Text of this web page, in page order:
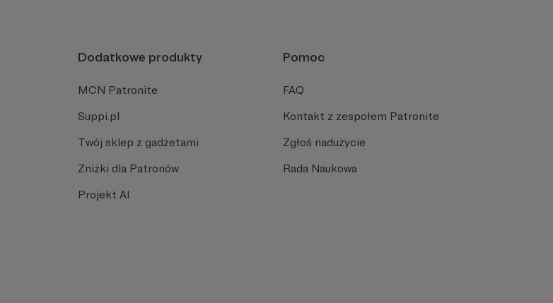
Dodatkowe produkty
MCN Patronite
Suppi.pl
Twój sklep z gadżetami
Zniżki dla Patronów
Projekt AI
Pomoc
FAQ
Kontakt z zespołem Patronite
Zgłoś nadużycie
Rada Naukowa